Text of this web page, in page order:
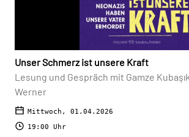
Unser Schmerz ist unsere Kraft
Lesung und Gespräch mit Gamze
Werner
Mittwoch, 01.04.2026
19:00 Uhr